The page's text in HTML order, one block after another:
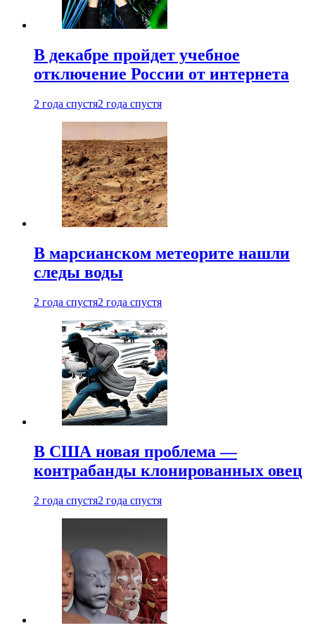
В декабре пройдет учебное
отключение России от интернета
2 года спустя2 года спустя
В марсианском метеорите нашли
следы воды
2 года спустя2 года спустя
В США новая проблема —
контрабанды клонированных овец
2 года спустя2 года спустя